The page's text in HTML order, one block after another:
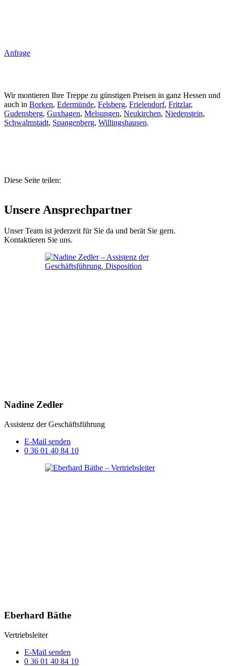
Anfrage
Wir montieren Ihre Treppe zu günstigen Preisen in ganz Hessen und
auch in Borken, Edermünde, Felsberg, Frielendorf, Fritzlar,
Gudensberg, Guxhagen, Melsungen, Neukirchen, Niedenstein,
Schwalmstadt, Spangenberg, Willingshausen.
Diese Seite teilen:
Unsere Ansprechpartner
Unser Team ist jederzeit für Sie da und berät Sie gern.
Kontaktieren Sie uns.
Nadine Zedler
Assistenz der Geschäftsführung
E-Mail senden
0 36 01 40 84 10
Eberhard Bäthe
Vertriebsleiter
E-Mail senden
0 36 01 40 84 10